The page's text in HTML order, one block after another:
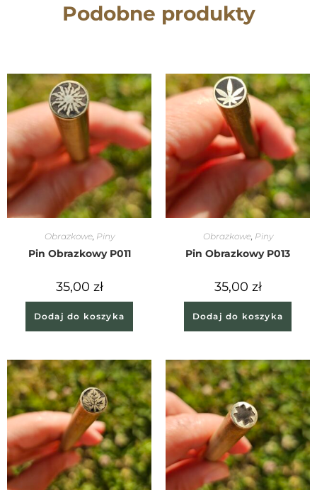
Podobne produkty
Obrazkowe, Piny
Pin Obrazkowy P011
35,00 zł
Dodaj do koszyka
Obrazkowe, Piny
Pin Obrazkowy P013
35,00 zł
Dodaj do koszyka